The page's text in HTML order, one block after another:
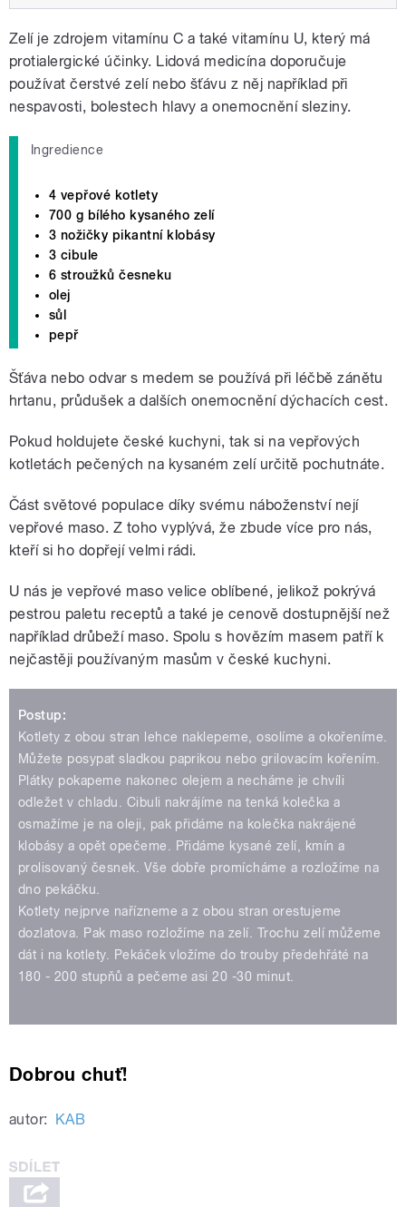
Zelí je zdrojem vitamínu C a také vitamínu U, který má
protialergické účinky. Lidová medicína doporučuje
používat čerstvé zelí nebo šťávu z něj například při
nespavosti, bolestech hlavy a onemocnění sleziny.
Ingredience
4 vepřové kotlety
700 g bílého kysaného zelí
3 nožičky pikantní klobásy
3 cibule
6 stroužků česneku
olej
sůl
pepř
Šťáva nebo odvar s medem se používá při léčbě zánětu
hrtanu, průdušek a dalších onemocnění dýchacích cest.
Pokud holdujete české kuchyni, tak si na vepřových
kotletách pečených na kysaném zelí určitě pochutnáte.
Část světové populace díky svému náboženství nejí
vepřové maso. Z toho vyplývá, že zbude více pro nás,
kteří si ho dopřejí velmi rádi.
U nás je vepřové maso velice oblíbené, jelikož pokrývá
pestrou paletu receptů a také je cenově dostupnější než
například drůbeží maso. Spolu s hovězím masem patří k
nejčastěji používaným masům v české kuchyni.
Postup:
Kotlety z obou stran lehce naklepeme, osolíme a okořeníme.
Můžete posypat sladkou paprikou nebo grilovacím kořením.
Plátky pokapeme nakonec olejem a necháme je chvíli
odležet v chladu. Cibuli nakrájíme na tenká kolečka a
osmažíme je na oleji, pak přidáme na kolečka nakrájené
klobásy a opět opečeme. Přidáme kysané zelí, kmín a
prolisovaný česnek. Vše dobře promícháme a rozložíme na
dno pekáčku.
Kotlety nejprve nařízneme a z obou stran orestujeme
dozlatova. Pak maso rozložíme na zelí. Trochu zelí můžeme
dát i na kotlety. Pekáček vložíme do trouby předehřáté na
180 - 200 stupňů a pečeme asi 20 -30 minut.
Dobrou chuť!
autor: KAB